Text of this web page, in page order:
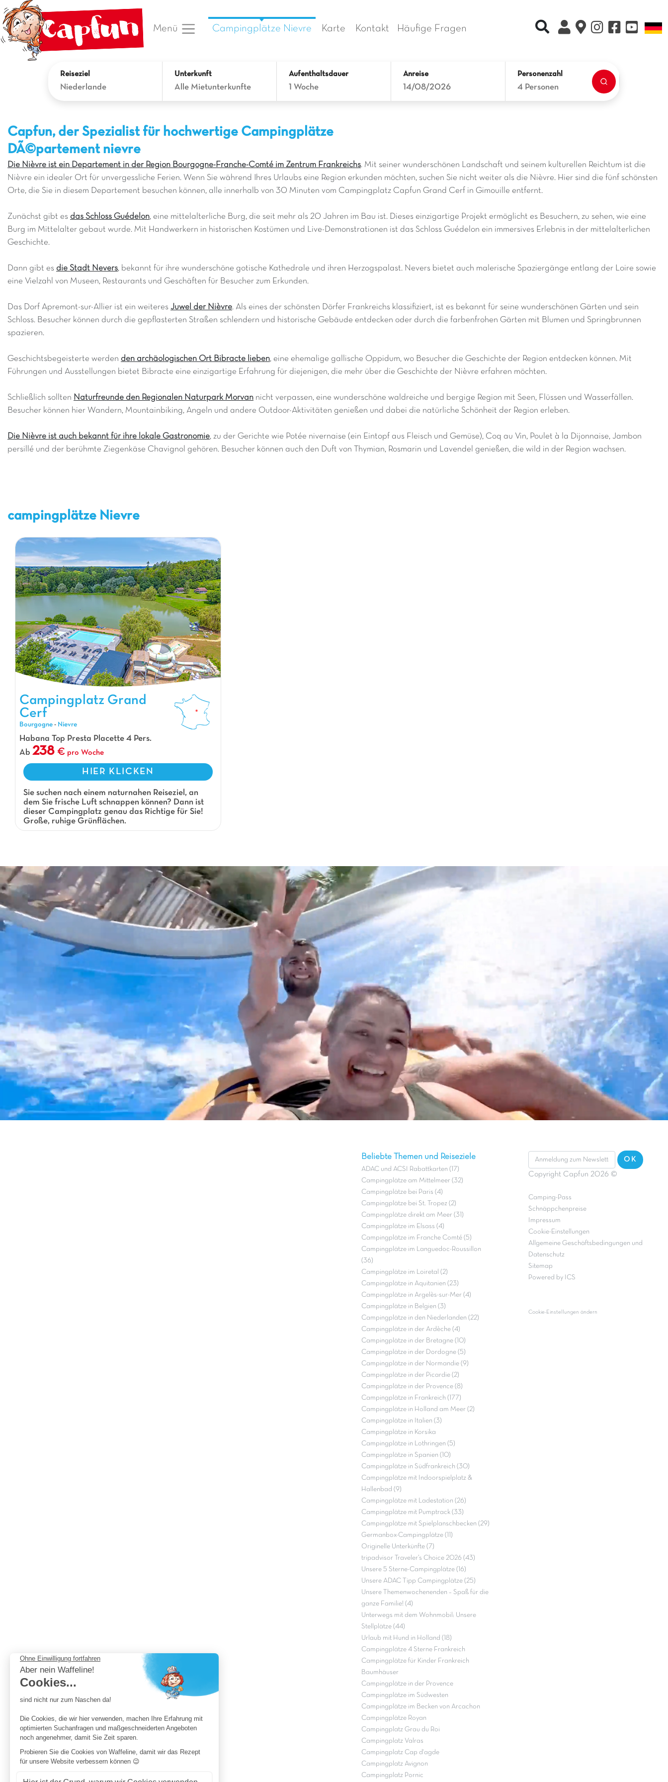
Menü Campingplätze Nievre Karte Kontakt Häufige Fragen Recherche rapide
Reiseziel
Niederlande
Unterkunft
Alle Mietunterkunfte
Aufenthaltsdauer
1 Woche
Anreise
14/08/2026
Personenzahl
4 Personen
Capfun, der Spezialist für hochwertige Campingplätze
DÃ©partement nievre
Die Nièvre ist ein Departement in der Region Bourgogne-Franche-Comté im Zentrum Frankreichs. Mit seiner wunderschönen Landschaft und seinem kulturellen Reichtum ist die
Nièvre ein idealer Ort für unvergessliche Ferien. Wenn Sie während Ihres Urlaubs eine Region erkunden möchten, suchen Sie nicht weiter als die Nièvre. Hier sind die fünf schönsten
Orte, die Sie in diesem Departement besuchen können, alle innerhalb von 30 Minuten vom Campingplatz Capfun Grand Cerf in Gimouille entfernt.
Zunächst gibt es das Schloss Guédelon, eine mittelalterliche Burg, die seit mehr als 20 Jahren im Bau ist. Dieses einzigartige Projekt ermöglicht es Besuchern, zu sehen, wie eine
Burg im Mittelalter gebaut wurde. Mit Handwerkern in historischen Kostümen und Live-Demonstrationen ist das Schloss Guédelon ein immersives Erlebnis in der mittelalterlichen
Geschichte.
Dann gibt es die Stadt Nevers, bekannt für ihre wunderschöne gotische Kathedrale und ihren Herzogspalast. Nevers bietet auch malerische Spaziergänge entlang der Loire sowie
eine Vielzahl von Museen, Restaurants und Geschäften für Besucher zum Erkunden.
Das Dorf Apremont-sur-Allier ist ein weiteres Juwel der Nièvre. Als eines der schönsten Dörfer Frankreichs klassifiziert, ist es bekannt für seine wunderschönen Gärten und sein
Schloss. Besucher können durch die gepflasterten Straßen schlendern und historische Gebäude entdecken oder durch die farbenfrohen Gärten mit Blumen und Springbrunnen
spazieren.
Geschichtsbegeisterte werden den archäologischen Ort Bibracte lieben, eine ehemalige gallische Oppidum, wo Besucher die Geschichte der Region entdecken können. Mit
Führungen und Ausstellungen bietet Bibracte eine einzigartige Erfahrung für diejenigen, die mehr über die Geschichte der Nièvre erfahren möchten.
Schließlich sollten Naturfreunde den Regionalen Naturpark Morvan nicht verpassen, eine wunderschöne waldreiche und bergige Region mit Seen, Flüssen und Wasserfällen.
Besucher können hier Wandern, Mountainbiking, Angeln und andere Outdoor-Aktivitäten genießen und dabei die natürliche Schönheit der Region erleben.
Die Nièvre ist auch bekannt für ihre lokale Gastronomie, zu der Gerichte wie Potée nivernaise (ein Eintopf aus Fleisch und Gemüse), Coq au Vin, Poulet à la Dijonnaise, Jambon
persillé und der berühmte Ziegenkäse Chavignol gehören. Besucher können auch den Duft von Thymian, Rosmarin und Lavendel genießen, die wild in der Region wachsen.
campingplätze Nievre
Campingplatz Grand Cerf, Campingplatz Bourgogne
Campingplatz Grand
Cerf
Bourgogne - Nievre
Habana Top Presta Placette 4 Pers.
Ab 238 pro Woche
HIER KLICKEN
Sie suchen nach einem naturnahen Reiseziel, an
dem Sie frische Luft schnappen können? Dann ist
dieser Campingplatz genau das Richtige für Sie!
Große, ruhige Grünflächen.
Beliebte Themen und Reiseziele
ADAC und ACSI Rabattkarten (17)
Campingplätze am Mittelmeer (32)
Campingplätze bei Paris (4)
Campingplätze bei St. Tropez (2)
Campingplätze direkt am Meer (31)
Campingplätze im Elsass (4)
Campingplätze im Franche Comté (5)
Campingplätze im Languedoc-Roussillon
(36)
Campingplätze im Loiretal (2)
Campingplätze in Aquitanien (23)
Campingplätze in Argelès-sur-Mer (4)
Campingplätze in Belgien (3)
Campingplätze in den Niederlanden (22)
Campingplätze in der Ardèche (4)
Campingplätze in der Bretagne (10)
Campingplätze in der Dordogne (5)
Campingplätze in der Normandie (9)
Campingplätze in der Picardie (2)
Campingplätze in der Provence (8)
Campingplätze in Frankreich (177)
Campingplätze in Holland am Meer (2)
Campingplätze in Italien (3)
Campingplätze in Korsika
Campingplätze in Lothringen (5)
Campingplätze in Spanien (10)
Campingplätze in Südfrankreich (30)
Campingplätze mit Indoorspielplatz &
Hallenbad (9)
Campingplätze mit Ladestation (26)
Campingplätze mit Pumptrack (33)
Campingplätze mit Spielplanschbecken (29)
Germanbox-Campingplätze (11)
Originelle Unterkünfte (7)
tripadvisor Traveler’s Choice 2026 (43)
Unsere 5 Sterne-Campingplätze (16)
Unsere ADAC Tipp Campingplätze (25)
Unsere Themenwochenenden – Spaß für die
ganze Familie! (4)
Unterwegs mit dem Wohnmobil: Unsere
Stellplätze (44)
Urlaub mit Hund in Holland (18)
Campingplätze 4 Sterne Frankreich
Campingplätze für Kinder Frankreich
Baumhäuser
Campingplätze in der Provence
Campingplätze im Südwesten
Campingplätze im Becken von Arcachon
Campingplätze Royan
Campingplatz Grau du Roi
Campingplatz Valras
Campingplatz Cap d'agde
Campingplatz Avignon
Campingplatz Pornic
OK
Copyright Capfun 2026 ©
Camping-Pass
Schnäppchenpreise
Impressum
Cookie-Einstellungen
Allgemeine Geschäftsbedingungen und
Datenschutz
Sitemap
Powered by ICS
Cookie-Einstellungen ändern